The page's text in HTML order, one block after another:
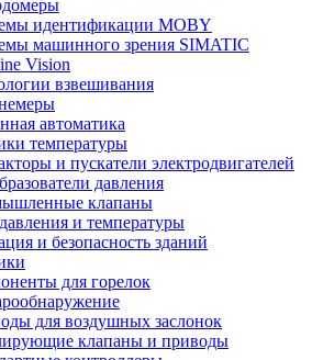
идентификации MOBY
машинного зрения SIMATIC
Vision
взвешивания
автоматика
температуры
и пускатели электродвигателей
давления
клапаны
и температуры
и безопасность зданий
для горелок
для воздушных заслонок
клапаны и приводы